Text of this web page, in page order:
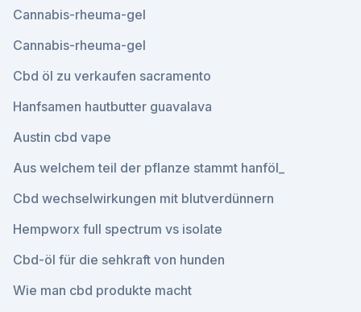
Cannabis-rheuma-gel
Cannabis-rheuma-gel
Cbd öl zu verkaufen sacramento
Hanfsamen hautbutter guavalava
Austin cbd vape
Aus welchem ​​teil der pflanze stammt hanföl_
Cbd wechselwirkungen mit blutverdünnern
Hempworx full spectrum vs isolate
Cbd-öl für die sehkraft von hunden
Wie man cbd produkte macht